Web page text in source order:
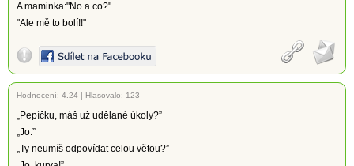
A maminka:"No a co?"
"Ale mě to bolí!!"
Hodnocení: 4.24 | Hlasovalo: 123
„Pepíčku, máš už udělané úkoly?”
„Jo.”
„Ty neumíš odpovídat celou větou?”